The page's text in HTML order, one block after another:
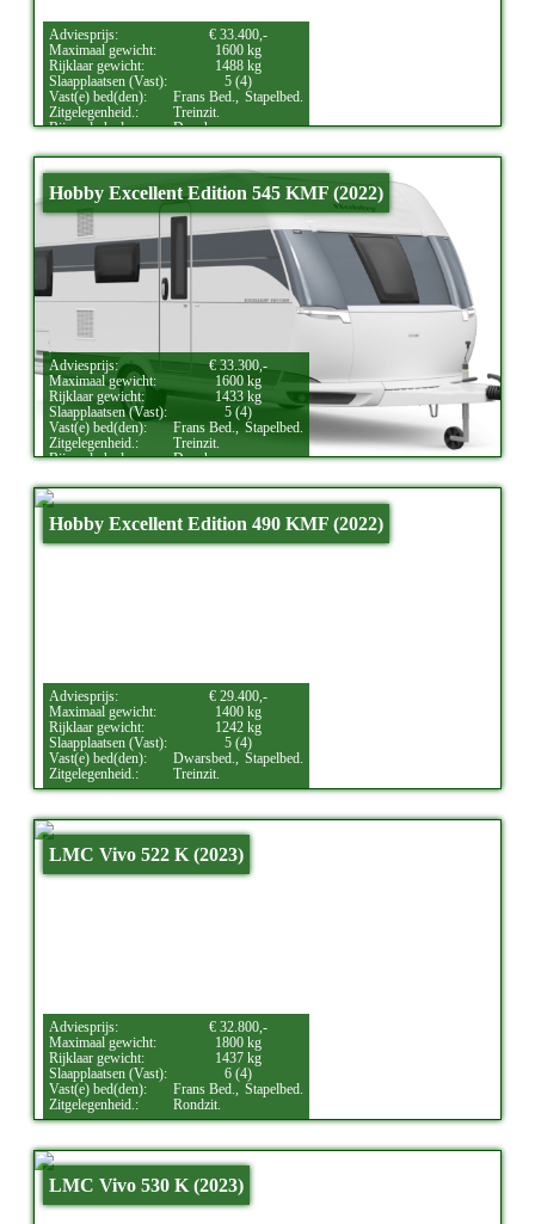
Adviesprijs:
€ 33.400,-
Maximaal gewicht:
1600 kg
Rijklaar gewicht:
1488 kg
Slaapplaatsen (Vast):
5 (4)
Vast(e) bed(den):
Frans Bed.,
Stapelbed.
Zitgelegenheid.:
Treinzit.
Bijzonderheden:
Douche.
Hobby Excellent Edition 545 KMF (2022)
Adviesprijs:
€ 33.300,-
Maximaal gewicht:
1600 kg
Rijklaar gewicht:
1433 kg
Slaapplaatsen (Vast):
5 (4)
Vast(e) bed(den):
Frans Bed., Stapelbed.
Zitgelegenheid.:
Treinzit.
Bijzonderheden:
Douche.
Hobby Excellent Edition 490 KMF (2022)
Adviesprijs:
€ 29.400,-
Maximaal gewicht:
1400 kg
Rijklaar gewicht:
1242 kg
Slaapplaatsen (Vast):
5 (4)
Vast(e) bed(den):
Dwarsbed., Stapelbed.
Zitgelegenheid.:
Treinzit.
LMC Vivo 522 K (2023)
Adviesprijs:
€ 32.800,-
Maximaal gewicht:
1800 kg
Rijklaar gewicht:
1437 kg
Slaapplaatsen (Vast):
6 (4)
Vast(e) bed(den):
Frans Bed., Stapelbed.
Zitgelegenheid.:
Rondzit.
LMC Vivo 530 K (2023)